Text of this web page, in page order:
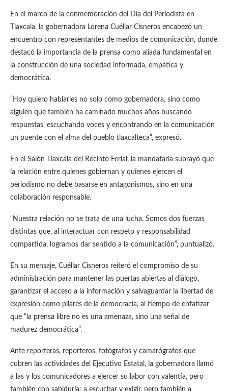
En el marco de la conmemoración del Día del Periodista en
Tlaxcala, la gobernadora Lorena Cuéllar Cisneros encabezó un
encuentro con representantes de medios de comunicación, donde
destacó la importancia de la prensa como aliada fundamental en
la construcción de una sociedad informada, empática y
democrática.
“Hoy quiero hablarles no solo como gobernadora, sino como
alguien que también ha caminado muchos años buscando
respuestas, escuchando voces y encontrando en la comunicación
un puente con el alma del pueblo tlaxcalteca”, expresó.
En el Salón Tlaxcala del Recinto Ferial, la mandataria subrayó que
la relación entre quienes gobiernan y quienes ejercen el
periodismo no debe basarse en antagonismos, sino en una
colaboración responsable.
“Nuestra relación no se trata de una lucha. Somos dos fuerzas
distintas que, al interactuar con respeto y responsabilidad
compartida, logramos dar sentido a la comunicación”, puntualizó.
En su mensaje, Cuéllar Cisneros reiteró el compromiso de su
administración para mantener las puertas abiertas al diálogo,
garantizar el acceso a la información y salvaguardar la libertad de
expresión como pilares de la democracia, al tiempo de enfatizar
que “la prensa libre no es una amenaza, sino una señal de
madurez democrática”.
Ante reporteras, reporteros, fotógrafos y camarógrafos que
cubren las actividades del Ejecutivo Estatal, la gobernadora llamó
a las y los comunicadores a ejercer su labor con valentía, pero
también con sabiduría; a escuchar y exigir, pero también a